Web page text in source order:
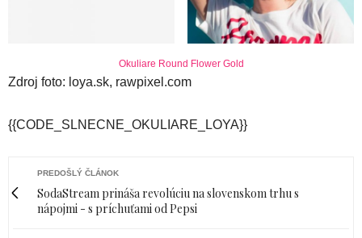
Okuliare Round Flower Gold
Zdroj foto: loya.sk, rawpixel.com
{{CODE_SLNECNE_OKULIARE_LOYA}}
PREDOŠLÝ ČLÁNOK
SodaStream prináša revolúciu na slovenskom trhu s
nápojmi - s príchuťami od Pepsi